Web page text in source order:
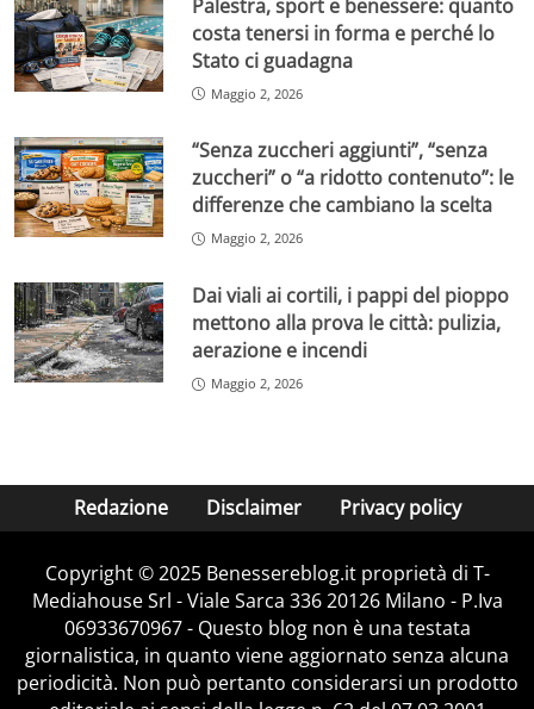
Palestra, sport e benessere: quanto
costa tenersi in forma e perché lo
Stato ci guadagna
Maggio 2, 2026
“Senza zuccheri aggiunti”, “senza
zuccheri” o “a ridotto contenuto”: le
differenze che cambiano la scelta
Maggio 2, 2026
Dai viali ai cortili, i pappi del pioppo
mettono alla prova le città: pulizia,
aerazione e incendi
Maggio 2, 2026
Redazione Disclaimer Privacy policy
Copyright © 2025 Benessereblog.it proprietà di T-
Mediahouse Srl - Viale Sarca 336 20126 Milano - P.Iva
06933670967 - Questo blog non è una testata
giornalistica, in quanto viene aggiornato senza alcuna
periodicità. Non può pertanto considerarsi un prodotto